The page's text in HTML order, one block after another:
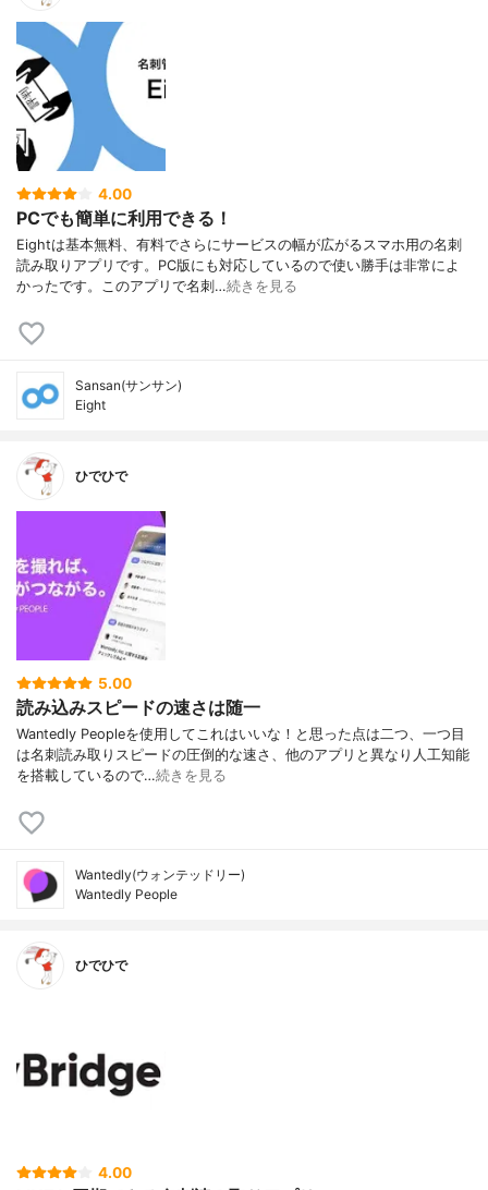
4.00
PCでも簡単に利用できる！
Eightは基本無料、有料でさらにサービスの幅が広がるスマホ用の名刺
読み取りアプリです。PC版にも対応しているので使い勝手は非常によ
かったです。このアプリで名刺…続きを見る
Sansan(サンサン)
Eight
ひでひで
5.00
読み込みスピードの速さは随一
Wantedly Peopleを使用してこれはいいな！と思った点は二つ、一つ目
は名刺読み取りスピードの圧倒的な速さ、他のアプリと異なり人工知能
を搭載しているので…続きを見る
Wantedly(ウォンテッドリー)
Wantedly People
ひでひで
4.00